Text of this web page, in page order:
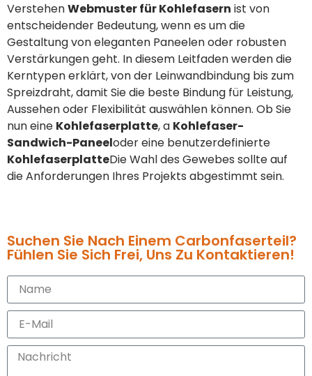
VerstehenWebmuster für Kohlefasern ist von
entscheidender Bedeutung, wenn es um die
Gestaltung von eleganten Paneelen oder robusten
Verstärkungen geht. In diesem Leitfaden werden die
Kerntypen erklärt, von der Leinwandbindung bis zum
Spreizdraht, damit Sie die beste Bindung für Leistung,
Aussehen oder Flexibilität auswählen können. Ob Sie
nun eine Kohlefaserplatte, a Kohlefaser-
Sandwich-Paneeloder eine benutzerdefinierte
KohlefaserplatteDie Wahl des Gewebes sollte auf
die Anforderungen Ihres Projekts abgestimmt sein.
Suchen Sie Nach Einem Carbonfaserteil?
Fühlen Sie Sich Frei, Uns Zu Kontaktieren!